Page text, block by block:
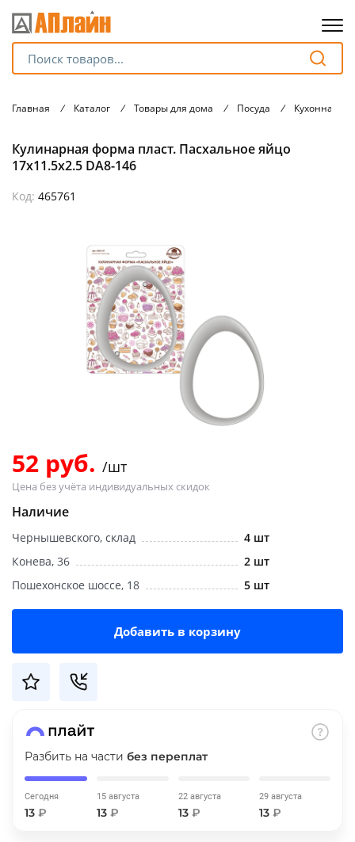
Главная / Каталог / Товары для дома / Посуда / Кухонная
Кулинарная форма пласт. Пасхальное яйцо
17x11.5x2.5 DA8-146
Код: 465761
52 руб. /шт
Цена без учёта индивидуальных скидок
Наличие
Чернышевского, склад
4 шт
Конева, 36
2 шт
Пошехонское шоссе, 18
5 шт
Добавить в корзину
Разбить на части без переплат
Сегодня
13 ₽
15 августа
13₽
22 августа
13 ₽
29 августа
13 ₽
оплатуна части
График платежей
Оплачивайте сегодня только
25% картой любого банка
выбранный способом
Оставшиеся75% будут
списыватьсяс вашей карты
каждые 2 недели
об оплате Плайтом
Остались вопросы?